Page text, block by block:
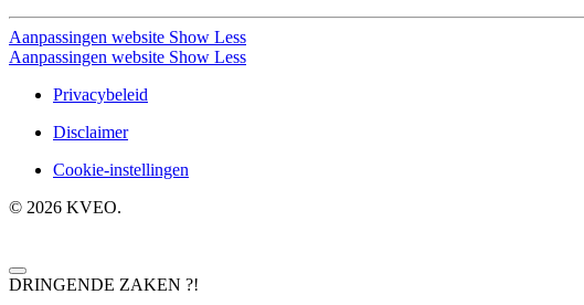
Aanpassingen website Show Less
Aanpassingen website Show Less
Privacybeleid
Disclaimer
Cookie-instellingen
© 2026 KVEO.
DRINGENDE ZAKEN ?!